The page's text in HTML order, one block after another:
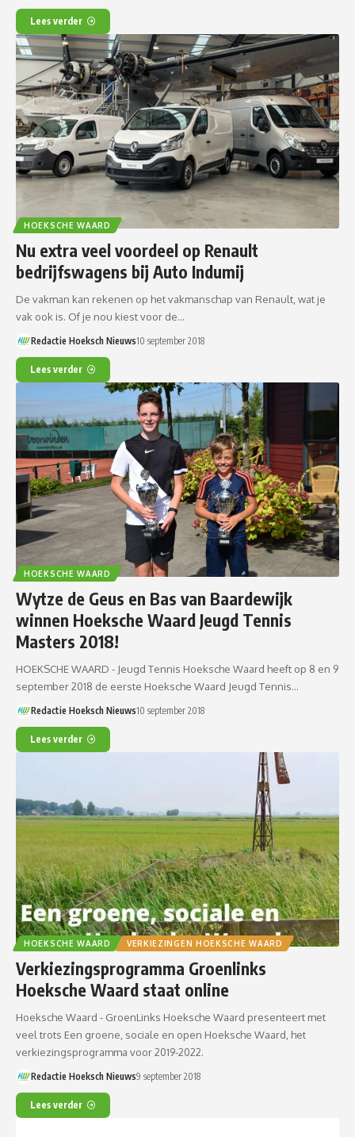
Lees verder
HOEKSCHE WAARD
Nu extra veel voordeel op Renault
bedrijfswagens bij Auto Indumij
De vakman kan rekenen op het vakmanschap van Renault, wat je
vak ook is. Of je nou kiest voor de…
Redactie Hoeksch Nieuws10 september 2018
Lees verder
HOEKSCHE WAARD
Wytze de Geus en Bas van Baardewijk
winnen Hoeksche Waard Jeugd Tennis
Masters 2018!
HOEKSCHE WAARD - Jeugd Tennis Hoeksche Waard heeft op 8 en 9
september 2018 de eerste Hoeksche Waard Jeugd Tennis…
Redactie Hoeksch Nieuws10 september 2018
Lees verder
HOEKSCHE WAARD VERKIEZINGEN HOEKSCHE WAARD
Verkiezingsprogramma Groenlinks
Hoeksche Waard staat online
Hoeksche Waard - GroenLinks Hoeksche Waard presenteert met
veel trots Een groene, sociale en open Hoeksche Waard, het
verkiezingsprogramma voor 2019-2022.
Redactie Hoeksch Nieuws9 september 2018
Lees verder